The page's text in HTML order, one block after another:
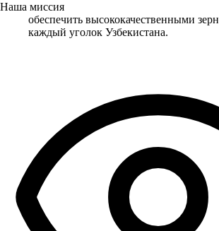
Наша миссия
обеспечить высококачественными
каждый уголок Узбекистана.